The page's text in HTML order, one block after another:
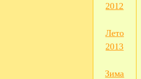
2012
Лето
2013
Зима